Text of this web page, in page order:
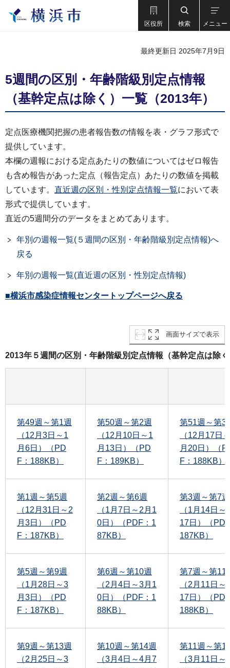
区役所 検索 メニュー
最終更新日 2025年7月9日
5週間の区別・年齢階級別定点情報
（基幹定点は除く）一覧（2013年）
定点医療機関把握の患者報告数の情報を表・グラフ形式で
提供しています。
本欄の週報における定点あたりの数値についてはゼロ報告
も含め報告があった定点（報告定点）あたりの数値を掲載
しています。 直近週の区別・性別定点情報一覧において表
形式で提供しています。
直近の5週間分のデータをまとめてあります。
年別の週報一覧(５週間の区別・年齢階級別定点情報)へ
戻る
年別の週報一覧(直近週の区別・性別定点情報)
■横浜市感染症情報センタートップページへ戻る
画面サイズで表示
2013年５週間の区別・年齢階級別定点情報（基幹定点は除
第49週～第1週
（12月3日～1
月6日）（PD
F：188KB）
第50週～第2週
（12月10日～1
月13日）（PD
F：189KB）
第51週～第3
（12月17日
月20日）（
F：188KB）
第1週～第5週
（12月31日～2
月3日）（PD
F：187KB）
第2週～第6週
（1月7日～2月1
0日）（PDF：1
87KB）
第3週～第7週
（1月14日～
17日）（
187KB）
第5週～第9週
（1月28日～3
月3日）（PD
F：187KB）
第6週～第10週
（2月4日～3月1
0日）（PDF：1
88KB）
第7週～第11
（2月11日～
17日）（
188KB）
第9週～第13週
（2月25日～3
第10週～第14週
（3月4日～4月7
第11週～第
（3月11日～